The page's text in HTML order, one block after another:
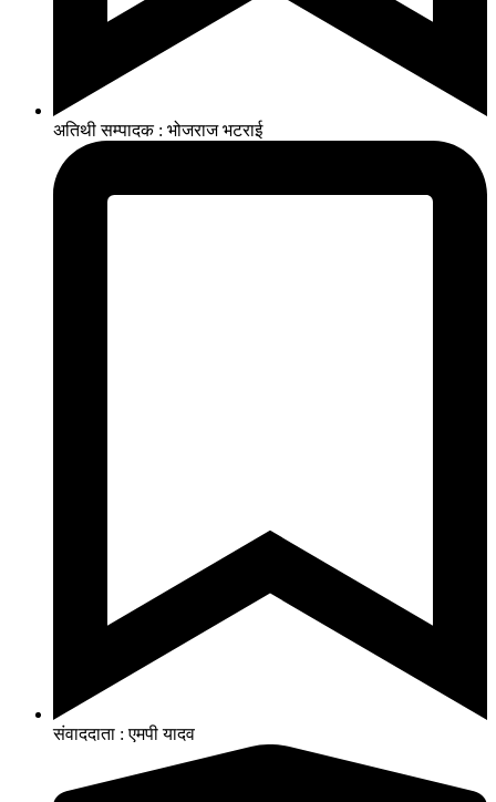
अतिथी सम्पादक : भोजराज भटराई
संवाददाता : एमपी यादव